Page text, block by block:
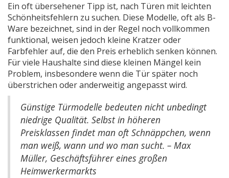
Ein oft übersehener Tipp ist, nach Türen mit leichten
Schönheitsfehlern zu suchen. Diese Modelle, oft als B-
Ware bezeichnet, sind in der Regel noch vollkommen
funktional, weisen jedoch kleine Kratzer oder
Farbfehler auf, die den Preis erheblich senken können.
Für viele Haushalte sind diese kleinen Mängel kein
Problem, insbesondere wenn die Tür später noch
überstrichen oder anderweitig angepasst wird.
Günstige Türmodelle bedeuten nicht unbedingt
niedrige Qualität. Selbst in höheren
Preisklassen findet man oft Schnäppchen, wenn
man weiß, wann und wo man sucht. – Max
Müller, Geschäftsführer eines großen
Heimwerkermarkts